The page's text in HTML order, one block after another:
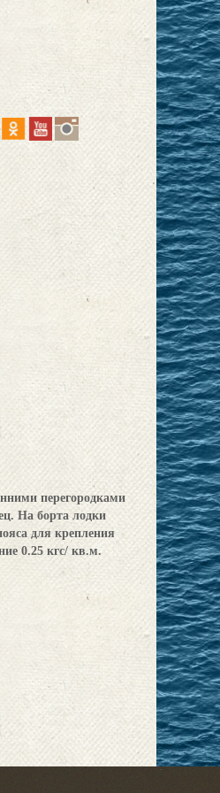
перегородками
На борта лодки
для крепления
0.25 кгс/ кв.м.